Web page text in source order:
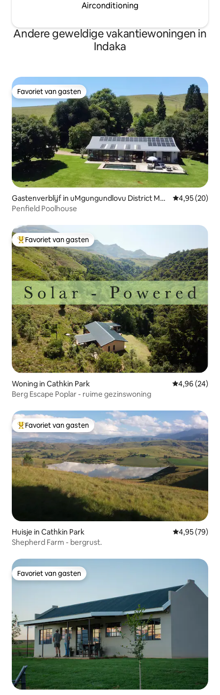
Airconditioning
Andere geweldige vakantiewoningen in
Indaka
Favoriet van gasten
Favoriet van gasten
Gastenverblijf in uMgungundlovu District Mun
icipality
Gemiddelde
4,95 (20)
Penfield Poolhouse
Topfavoriet van gasten
Favoriet van gasten
Woning in Cathkin Park Gemiddelde
4,96 (24)
Berg Escape Poplar - ruime gezinswoning
Topfavoriet van gasten
Favoriet van gasten
Huisje in Cathkin Park Gemiddelde
4,95 (79)
Shepherd Farm - bergrust.
Favoriet van gasten
Favoriet van gasten